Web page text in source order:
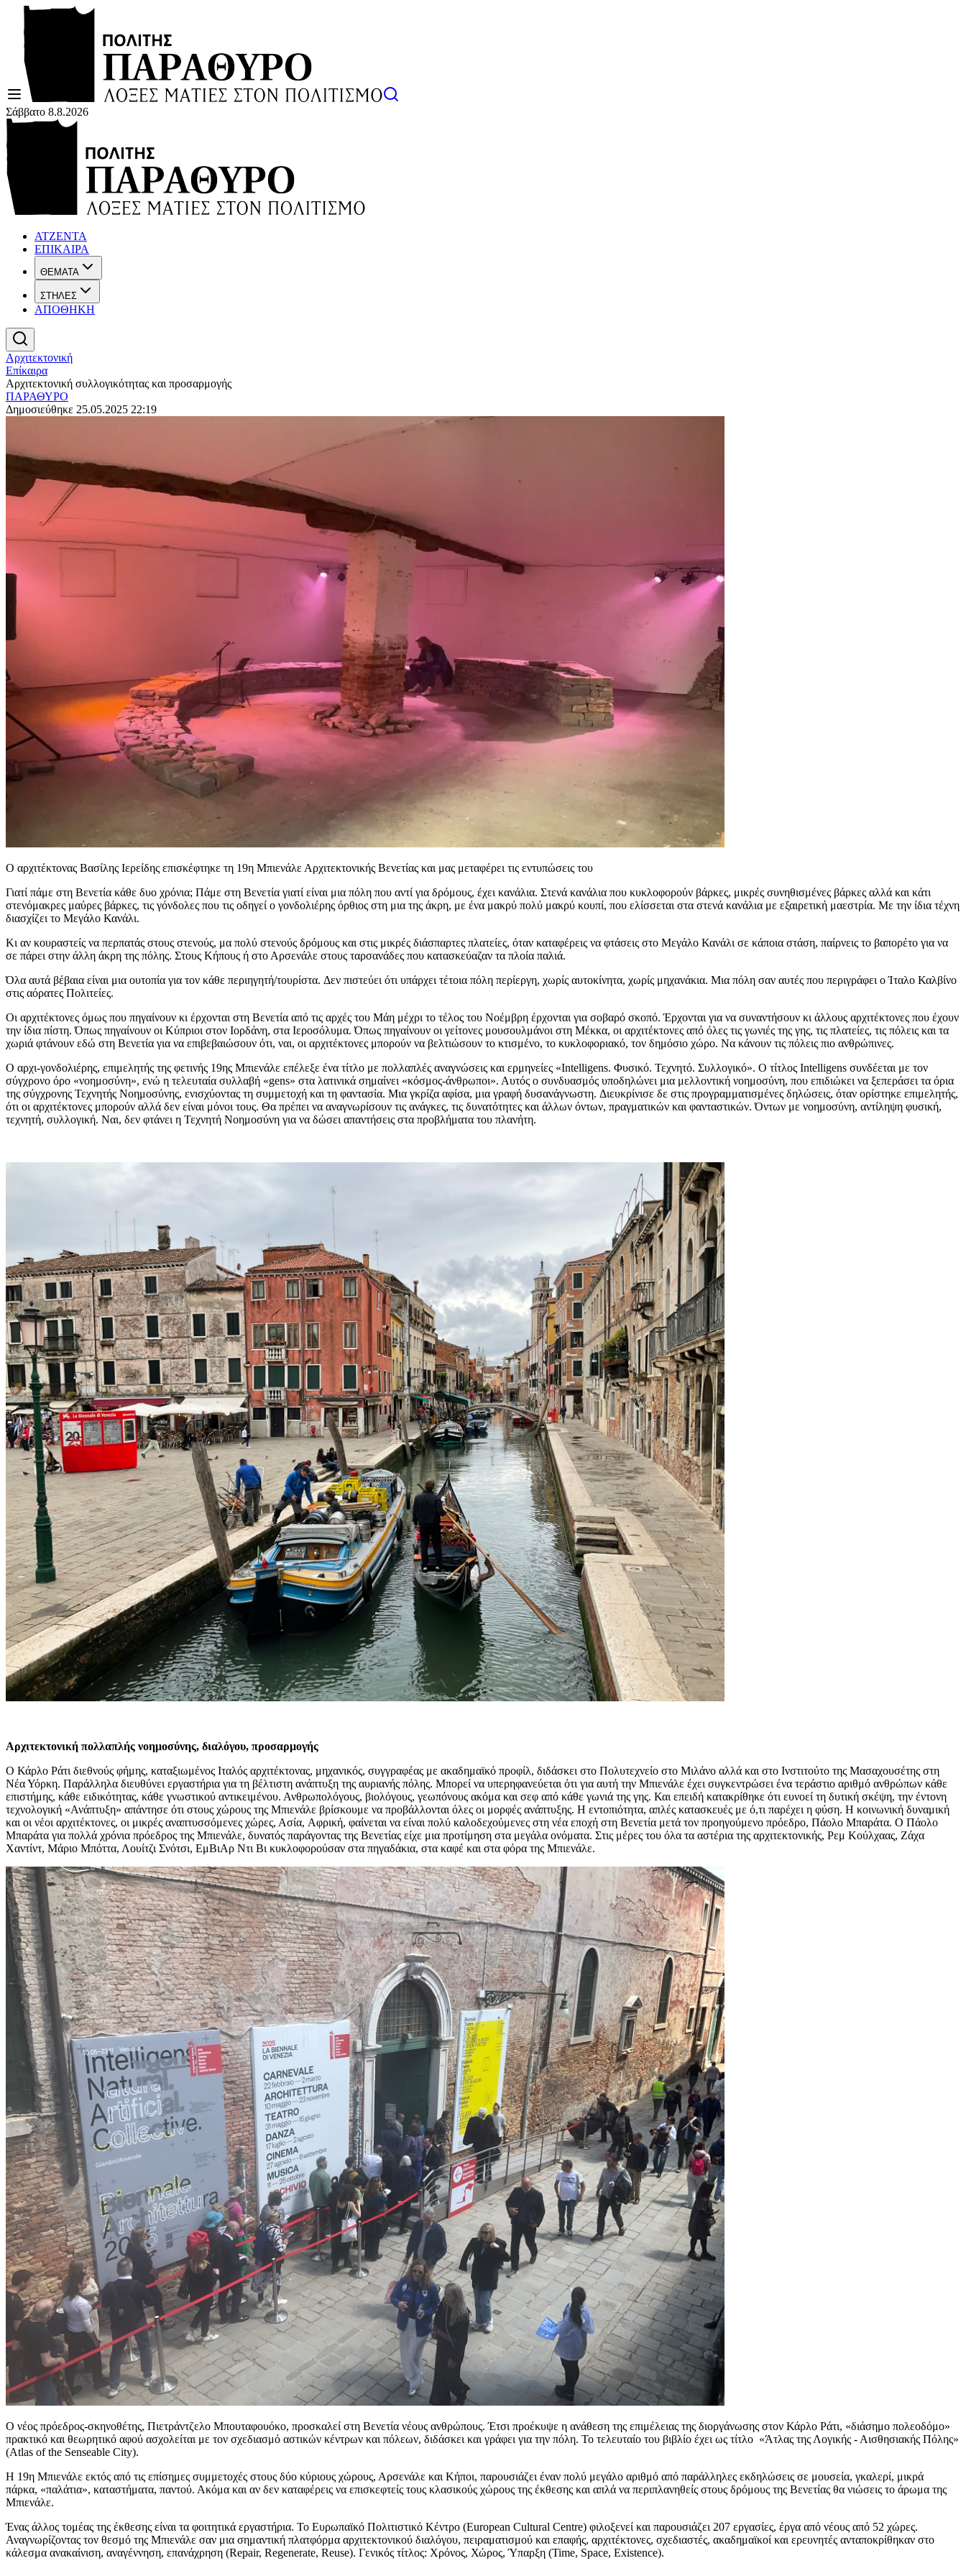
Σάββατο 8.8.2026
ΑΤΖΕΝΤΑ
ΕΠΙΚΑΙΡΑ
ΘΕΜΑΤΑ
ΣΤΗΛΕΣ
ΑΠΟΘΗΚΗ
Αρχιτεκτονική
Επίκαιρα
Αρχιτεκτονική συλλογικότητας και προσαρμογής
ΠΑΡΑΘΥΡΟ
Δημοσιεύθηκε 25.05.2025 22:19
Ο αρχιτέκτονας Βασίλης Ιερείδης επισκέφτηκε τη 19η Μπιενάλε Αρχιτεκτονικής Βενετίας και μας μεταφέρει τις εντυπώσεις του
Γιατί πάμε στη Βενετία κάθε δυο χρόνια; Πάμε στη Βενετία γιατί είναι μια πόλη που αντί για δρόμους, έχει κανάλια. Στενά κανάλια που κυκλοφορούν βάρκες, μικρές συνηθισμένες βάρκες αλλά και κάτι
στενόμακρες μαύρες βάρκες, τις γόνδολες που τις οδηγεί ο γονδολιέρης όρθιος στη μια της άκρη, με ένα μακρύ πολύ μακρύ κουπί, που ελίσσεται στα στενά κανάλια με εξαιρετική μαεστρία. Με την ίδια τέχνη
διασχίζει το Μεγάλο Κανάλι.
Κι αν κουραστείς να περπατάς στους στενούς, μα πολύ στενούς δρόμους και στις μικρές διάσπαρτες πλατείες, όταν καταφέρεις να φτάσεις στο Μεγάλο Κανάλι σε κάποια στάση, παίρνεις το βαπορέτο για να
σε πάρει στην άλλη άκρη της πόλης. Στους Κήπους ή στο Αρσενάλε στους ταρσανάδες που κατασκεύαζαν τα πλοία παλιά.
Όλα αυτά βέβαια είναι μια ουτοπία για τον κάθε περιηγητή/τουρίστα. Δεν πιστεύει ότι υπάρχει τέτοια πόλη περίεργη, χωρίς αυτοκίνητα, χωρίς μηχανάκια. Μια πόλη σαν αυτές που περιγράφει ο Ίταλο Καλβίνο
στις αόρατες Πολιτείες.
Οι αρχιτέκτονες όμως που πηγαίνουν κι έρχονται στη Βενετία από τις αρχές του Μάη μέχρι το τέλος του Νοέμβρη έρχονται για σοβαρό σκοπό. Έρχονται για να συναντήσουν κι άλλους αρχιτέκτονες που έχουν
την ίδια πίστη. Όπως πηγαίνουν οι Κύπριοι στον Ιορδάνη, στα Ιεροσόλυμα. Όπως πηγαίνουν οι γείτονες μουσουλμάνοι στη Μέκκα, οι αρχιτέκτονες από όλες τις γωνιές της γης, τις πλατείες, τις πόλεις και τα
χωριά φτάνουν εδώ στη Βενετία για να επιβεβαιώσουν ότι, ναι, οι αρχιτέκτονες μπορούν να βελτιώσουν το κτισμένο, το κυκλοφοριακό, τον δημόσιο χώρο. Να κάνουν τις πόλεις πιο ανθρώπινες.
Ο αρχι-γονδολιέρης, επιμελητής της φετινής 19ης Μπιενάλε επέλεξε ένα τίτλο με πολλαπλές αναγνώσεις και ερμηνείες «Intelligens. Φυσικό. Τεχνητό. Συλλογικό». Ο τίτλος Intelligens συνδέεται με τον
σύγχρονο όρο «νοημοσύνη», ενώ η τελευταία συλλαβή «gens» στα λατινικά σημαίνει «κόσμος-άνθρωποι». Αυτός ο συνδυασμός υποδηλώνει μια μελλοντική νοημοσύνη, που επιδιώκει να ξεπεράσει τα όρια
της σύγχρονης Τεχνητής Νοημοσύνης, ενισχύοντας τη συμμετοχή και τη φαντασία. Μια γκρίζα αφίσα, μια γραφή δυσανάγνωστη. Διευκρίνισε δε στις προγραμματισμένες δηλώσεις, όταν ορίστηκε επιμελητής,
ότι οι αρχιτέκτονες μπορούν αλλά δεν είναι μόνοι τους. Θα πρέπει να αναγνωρίσουν τις ανάγκες, τις δυνατότητες και άλλων όντων, πραγματικών και φανταστικών. Όντων με νοημοσύνη, αντίληψη φυσική,
τεχνητή, συλλογική. Ναι, δεν φτάνει η Τεχνητή Νοημοσύνη για να δώσει απαντήσεις στα προβλήματα του πλανήτη.
Αρχιτεκτονική πολλαπλής νοημοσύνης, διαλόγου, προσαρμογής
Ο Κάρλο Ράτι διεθνούς φήμης, καταξιωμένος Ιταλός αρχιτέκτονας, μηχανικός, συγγραφέας με ακαδημαϊκό προφίλ, διδάσκει στο Πολυτεχνείο στο Μιλάνο αλλά και στο Ινστιτούτο της Μασαχουσέτης στη
Νέα Υόρκη. Παράλληλα διευθύνει εργαστήρια για τη βέλτιστη ανάπτυξη της αυριανής πόλης. Μπορεί να υπερηφανεύεται ότι για αυτή την Μπιενάλε έχει συγκεντρώσει ένα τεράστιο αριθμό ανθρώπων κάθε
επιστήμης, κάθε ειδικότητας, κάθε γνωστικού αντικειμένου. Ανθρωπολόγους, βιολόγους, γεωπόνους ακόμα και σεφ από κάθε γωνιά της γης. Και επειδή κατακρίθηκε ότι ευνοεί τη δυτική σκέψη, την έντονη
τεχνολογική «Ανάπτυξη» απάντησε ότι στους χώρους της Μπιενάλε βρίσκουμε να προβάλλονται όλες οι μορφές ανάπτυξης. Η εντοπιότητα, απλές κατασκευές με ό,τι παρέχει η φύση. Η κοινωνική δυναμική
και οι νέοι αρχιτέκτονες, οι μικρές αναπτυσσόμενες χώρες, Ασία, Αφρική, φαίνεται να είναι πολύ καλοδεχούμενες στη νέα εποχή στη Βενετία μετά τον προηγούμενο πρόεδρο, Πάολο Μπαράτα. Ο Πάολο
Μπαράτα για πολλά χρόνια πρόεδρος της Μπιενάλε, δυνατός παράγοντας της Βενετίας είχε μια προτίμηση στα μεγάλα ονόματα. Στις μέρες του όλα τα αστέρια της αρχιτεκτονικής, Ρεμ Κούλχαας, Ζάχα
Χαντίντ, Μάριο Μπόττα, Λουίτζι Σνότσι, ΕμΒιΑρ Ντι Βι κυκλοφορούσαν στα πηγαδάκια, στα καφέ και στα φόρα της Μπιενάλε.
Ο νέος πρόεδρος-σκηνοθέτης, Πιετράντζελο Μπουταφουόκο, προσκαλεί στη Βενετία νέους ανθρώπους. Έτσι προέκυψε η ανάθεση της επιμέλειας της διοργάνωσης στον Κάρλο Ράτι, «διάσημο πολεοδόμο»
πρακτικό και θεωρητικό αφού ασχολείται με τον σχεδιασμό αστικών κέντρων και πόλεων, διδάσκει και γράφει για την πόλη. Το τελευταίο του βιβλίο έχει ως τίτλο «Άτλας της Λογικής - Αισθησιακής Πόλης»
(Atlas of the Senseable City).
Η 19η Μπιενάλε εκτός από τις επίσημες συμμετοχές στους δύο κύριους χώρους, Αρσενάλε και Κήποι, παρουσιάζει έναν πολύ μεγάλο αριθμό από παράλληλες εκδηλώσεις σε μουσεία, γκαλερί, μικρά
πάρκα, «παλάτια», καταστήματα, παντού. Ακόμα και αν δεν καταφέρεις να επισκεφτείς τους κλασικούς χώρους της έκθεσης και απλά να περιπλανηθείς στους δρόμους της Βενετίας θα νιώσεις το άρωμα της
Μπιενάλε.
Ένας άλλος τομέας της έκθεσης είναι τα φοιτητικά εργαστήρια. Το Ευρωπαϊκό Πολιτιστικό Κέντρο (European Cultural Centre) φιλοξενεί και παρουσιάζει 207 εργασίες, έργα από νέους από 52 χώρες.
Αναγνωρίζοντας τον θεσμό της Μπιενάλε σαν μια σημαντική πλατφόρμα αρχιτεκτονικού διαλόγου, πειραματισμού και επαφής, αρχιτέκτονες, σχεδιαστές, ακαδημαϊκοί και ερευνητές ανταποκρίθηκαν στο
κάλεσμα ανακαίνιση, αναγέννηση, επανάχρηση (Repair, Regenerate, Reuse). Γενικός τίτλος: Χρόνος, Χώρος, Ύπαρξη (Time, Space, Existence).